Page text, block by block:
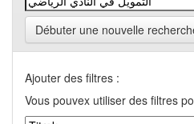
Débuter une nouvelle
Ajouter des filtres :
Vous pouvex utiliser des filtres